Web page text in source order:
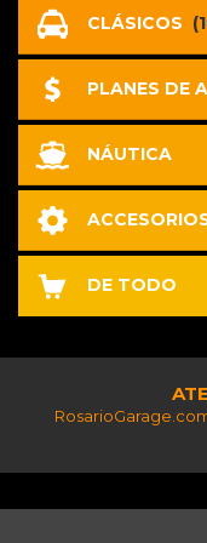
CLÁSICOS
PLANES DE
NÁUTICA
DE TODO